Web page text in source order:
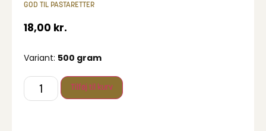
GOD TIL PASTARETTER
18,00 kr.
Variant: 500 gram
Tilføj til kurv